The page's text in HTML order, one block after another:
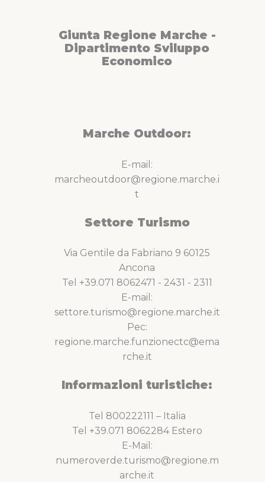
Giunta Regione Marche -
Dipartimento Sviluppo
Economico
Marche Outdoor:
E-mail:
marcheoutdoor@regione.marche.i
t
Settore Turismo
Via Gentile da Fabriano 9 60125
Ancona
Tel +39.071 8062471 - 2431 - 2311
E-mail:
settore.turismo@regione.marche.it
Pec:
regione.marche.funzionectc@ema
rche.it
Informazioni turistiche:
Tel 800222111 – Italia
Tel +39.071 8062284 Estero
E-Mail:
numeroverde.turismo@regione.m
arche.it